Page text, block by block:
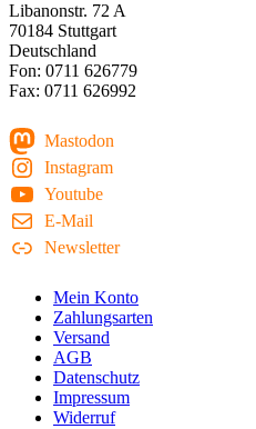
Libanonstr. 72 A
70184 Stuttgart
Deutschland
Fon: 0711 626779
Fax: 0711 626992
Mastodon
Instagram
Youtube
E-Mail
Newsletter
Mein Konto
Zahlungsarten
Versand
AGB
Datenschutz
Impressum
Widerruf